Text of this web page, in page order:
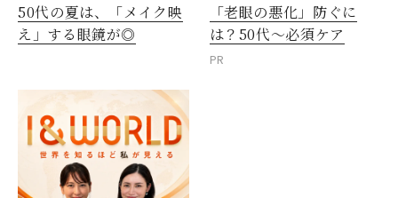
50代の夏は、「メイク映
え」する眼鏡が◎
「老眼の悪化」防ぐに
は？50代～必須ケア
PR